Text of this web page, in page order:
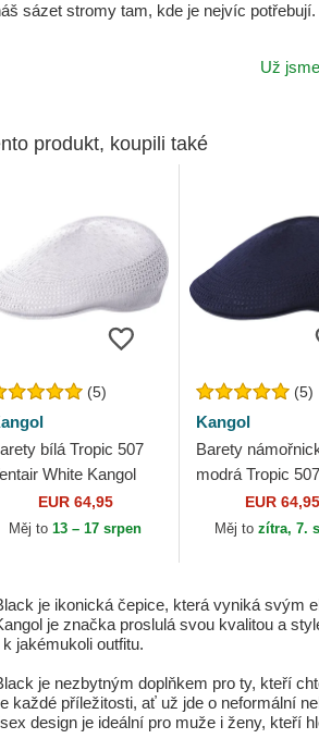
sázet stromy tam, kde je nejvíc
Už
produkt, koupili také
(5)
bílá Tropic 507
White Kangol
EUR 64,95
Měj to13 – 17 srpen
(5)
Kangol
Barety
modrá Tropic 507
Ventair NavyEUR 64,95
Měj to zítra, 7.
je ikonická čepice, která vyniká
je značka proslulá svou kvalitou a
jakémukoli outfitu.
je nezbytným doplňkem pro ty, kteří
každé příležitosti, ať už jde o neformální
design je ideální pro muže i ženy, kteří